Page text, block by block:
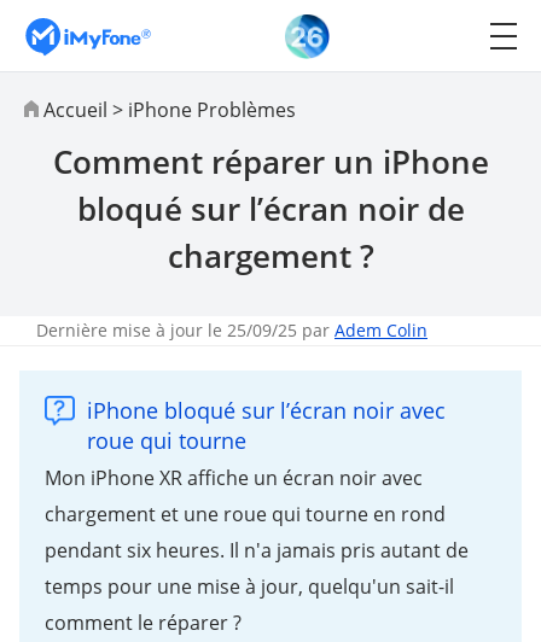
Accueil > iPhone Problèmes
Comment réparer un iPhone
bloqué sur l’écran noir de
chargement ?
Dernière mise à jour le 25/09/25 par Adem Colin
iPhone bloqué sur l’écran noir avec
roue qui tourne
Mon iPhone XR affiche un écran noir avec
chargement et une roue qui tourne en rond
pendant six heures. Il n'a jamais pris autant de
temps pour une mise à jour, quelqu'un sait-il
comment le réparer ?